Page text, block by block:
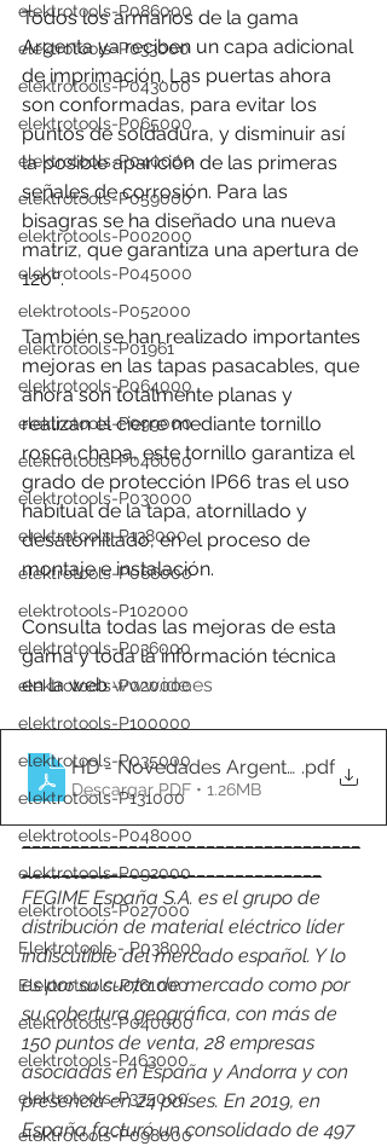
elektrotools-P086000
elektrotools-P033000
elektrotools-P043000
elektrotools-P065000
elektrotools-P040000
elektrotools-P059000
elektrotools-P002000
elektrotools-P045000
elektrotools-P052000
elektrotools-P01961
elektrotools-P064000
elektrotools-P099000
elektrotools-P046000
elektrotools-P030000
elektrotools-P138000
elektrotools-P066000
elektrotools-P102000
elektrotools-P036000
elektrotools-P020000
elektrotools-P100000
elektrotools-P035000
elektrotools-P131000
elektrotools-P048000
elektrotools-P092000
elektrotools-P027000
Elektrotools - P038000
Elektrotools-P761000
elektrotools-P040000
elektrotools-P463000
elektrotools-P375000
elektrotools-P098000
Todos los armarios de la gama
Argenta ya reciben un capa adicional
de imprimación. Las puertas ahora
son conformadas, para evitar los
puntos de soldadura, y disminuir así
la posible aparición de las primeras
señales de corrosión. Para las
bisagras se ha diseñado una nueva
matriz, que garantiza una apertura de
120º.
También se han realizado importantes
mejoras en las tapas pasacables, que
ahora son totalmente planas y
realizan el cierre mediante tornillo
rosca chapa, este tornillo garantiza el
grado de protección IP66 tras el uso
habitual de la tapa, atornillado y
desatornillado, en el proceso de
montaje e instalación.
Consulta todas las mejoras de esta
gama y toda la información técnica
en la web www.ide.es
HD - Novedades Argenta ES__OK
.pdf
Descargar PDF • 1.26MB
___________________________________
_______________________________
FEGIME España S.A. es el grupo de
distribución de material eléctrico líder
indiscutible del mercado español. Y lo
es por su cuota de mercado como por
su cobertura geográfica, con más de
150 puntos de venta, 28 empresas
asociadas en España y Andorra y con
presencia en 24 países. En 2019, en
España facturó un consolidado de 497